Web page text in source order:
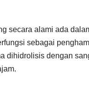
secara alami ada
sebagai
dihidrolisis dengan